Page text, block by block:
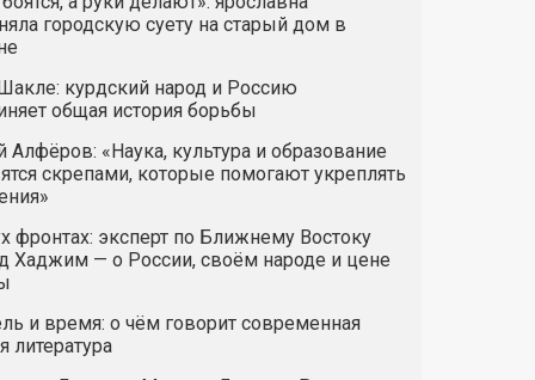
городскую суету на старый дом в
курдский народ и Россию
общая история борьбы
Алфёров: «Наука, культура и образование
скрепами, которые помогают укреплять
фронтах: эксперт по Ближнему Востоку
Хаджим — о России, своём народе и цене
и время: о чём говорит современная
литература